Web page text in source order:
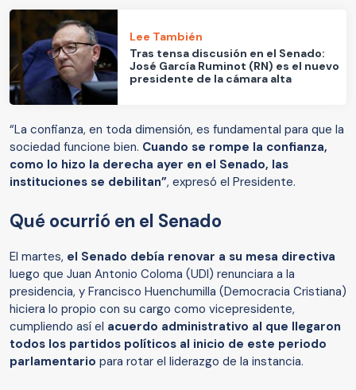
Lee También
Tras tensa discusión en el Senado:
José García Ruminot (RN) es el nuevo
presidente de la cámara alta
“La confianza, en toda dimensión, es fundamental para que la
sociedad funcione bien. Cuando se rompe la confianza,
como lo hizo la derecha ayer en el Senado, las
instituciones se debilitan”, expresó el Presidente.
Qué ocurrió en el Senado
El martes, el Senado debía renovar a su mesa directiva
luego que Juan Antonio Coloma (UDI) renunciara a la
presidencia, y Francisco Huenchumilla (Democracia Cristiana)
hiciera lo propio con su cargo como vicepresidente,
cumpliendo así el acuerdo administrativo al que llegaron
todos los partidos políticos al inicio de este periodo
parlamentario para rotar el liderazgo de la instancia.